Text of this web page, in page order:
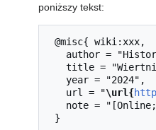
poniższy tekst:
   url = "
\url{